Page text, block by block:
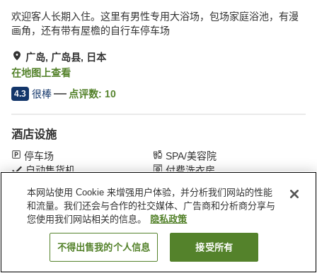
欢迎客人长期入住。这里有男性专用大浴场，包场家庭浴池，有漫
画角，还有带有屋檐的自行车停车场
广岛, 广岛县, 日本
在地图上查看
4.3 很棒 点评数: 10
酒店设施
停车场
SPA/美容院
自动售货机
付费洗衣房
首页 日本 广岛县 广岛 原田商务日式旅馆
搜索客房
本网站使用 Cookie 来增强用户体验，并分析我们网站的性能
和流量。我们还会与合作的社交媒体、广告商和分析商分享与
您使用我们网站相关的信息。
隐私政策
不得出售我的个人信息 接受所有